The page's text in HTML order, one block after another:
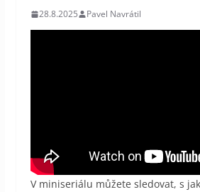
28.8.2025 Pavel Navrátil
V miniseriálu můžete sledovat, s